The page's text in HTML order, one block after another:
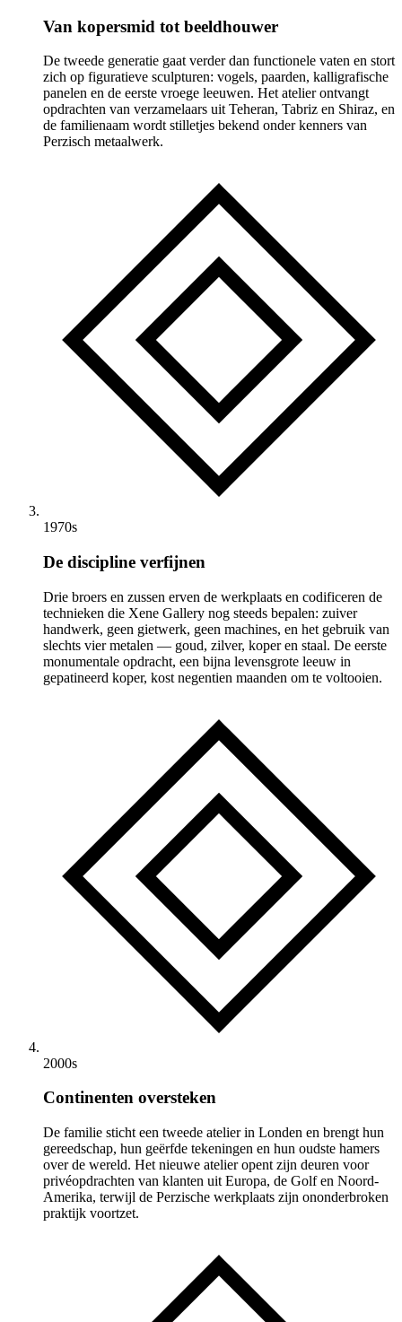
Van kopersmid tot beeldhouwer
De tweede generatie gaat verder dan functionele vaten en stort
zich op figuratieve sculpturen: vogels, paarden, kalligrafische
panelen en de eerste vroege leeuwen. Het atelier ontvangt
opdrachten van verzamelaars uit Teheran, Tabriz en Shiraz, en
de familienaam wordt stilletjes bekend onder kenners van
Perzisch metaalwerk.
1970s
De discipline verfijnen
Drie broers en zussen erven de werkplaats en codificeren de
technieken die Xene Gallery nog steeds bepalen: zuiver
handwerk, geen gietwerk, geen machines, en het gebruik van
slechts vier metalen — goud, zilver, koper en staal. De eerste
monumentale opdracht, een bijna levensgrote leeuw in
gepatineerd koper, kost negentien maanden om te voltooien.
2000s
Continenten oversteken
De familie sticht een tweede atelier in Londen en brengt hun
gereedschap, hun geërfde tekeningen en hun oudste hamers
over de wereld. Het nieuwe atelier opent zijn deuren voor
privéopdrachten van klanten uit Europa, de Golf en Noord-
Amerika, terwijl de Perzische werkplaats zijn ononderbroken
praktijk voortzet.